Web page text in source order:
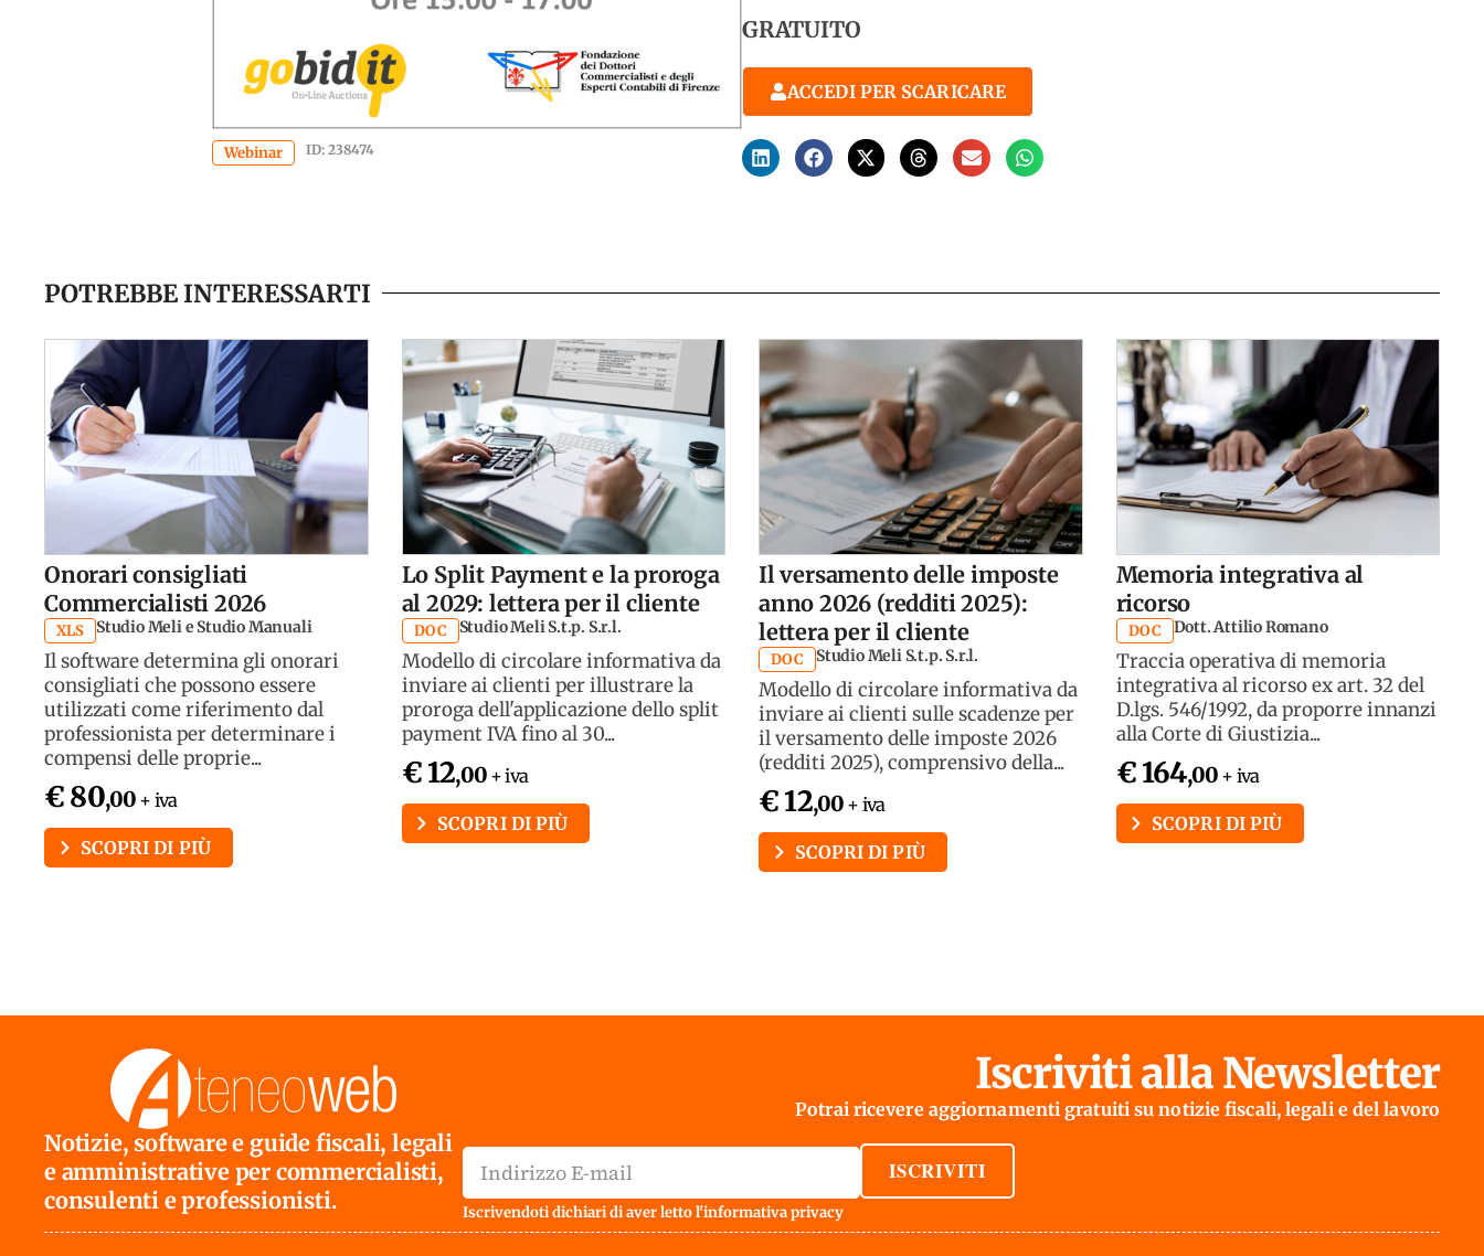
Webinar ID: 238474
GRATUITO
ACCEDI PER SCARICARE
POTREBBE INTERESSARTI
Onorari consigliati
Commercialisti 2026
XLS Studio Meli e Studio Manuali
Il software determina gli onorari
consigliati che possono essere
utilizzati come riferimento dal
professionista per determinare i
compensi delle proprie...
€ 80,00 + iva
SCOPRI DI PIÙ
Lo Split Payment e la proroga
al 2029: lettera per il cliente
DOC Studio Meli S.t.p. S.r.l.
Modello di circolare informativa da
inviare ai clienti per illustrare la
proroga dell'applicazione dello split
payment IVA fino al 30...
€ 12,00 + iva
SCOPRI DI PIÙ
Il versamento delle imposte
anno 2026 (redditi 2025):
lettera per il cliente
DOC Studio Meli S.t.p. S.r.l.
Modello di circolare informativa da
inviare ai clienti sulle scadenze per
il versamento delle imposte 2026
(redditi 2025), comprensivo della...
€ 12,00 + iva
SCOPRI DI PIÙ
Memoria integrativa al
ricorso
DOC Dott. Attilio Romano
Traccia operativa di memoria
integrativa al ricorso ex art. 32 del
D.lgs. 546/1992, da proporre innanzi
alla Corte di Giustizia...
€ 164,00 + iva
SCOPRI DI PIÙ
Notizie, software e guide fiscali, legali
e amministrative per commercialisti,
consulenti e professionisti.
Iscriviti alla Newsletter
Potrai ricevere aggiornamenti gratuiti su notizie fiscali, legali e del lavoro
ISCRIVITI
Iscrivendoti dichiari di aver letto l'informativa privacy